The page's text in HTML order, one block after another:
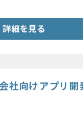
詳細を見る
社向けアプリ開